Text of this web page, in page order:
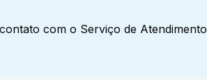
com o Serviço de